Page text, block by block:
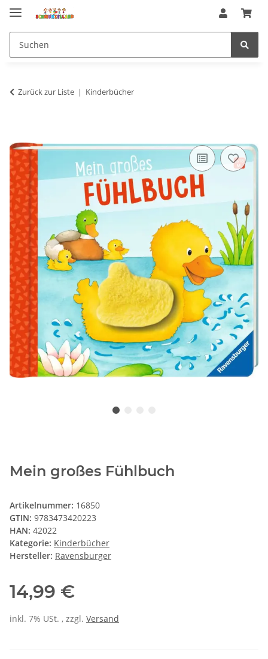
Zurück zur Liste Kinderbücher
Mein großes Fühlbuch
Artikelnummer: 16850
GTIN: 9783473420223
HAN: 42022
Kategorie: Kinderbücher
Hersteller: Ravensburger
14,99 €
inkl. 7% USt. , zzgl. Versand